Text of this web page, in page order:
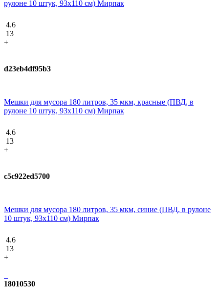
рулоне 10 штук, 93x110 см) Мирпак
4.6
13
+
d23eb4df95b3
Мешки для мусора 180 литров, 35 мкм, красные (ПВД, в
рулоне 10 штук, 93x110 см) Мирпак
4.6
13
+
c5c922ed5700
Мешки для мусора 180 литров, 35 мкм, синие (ПВД, в рулоне
10 штук, 93x110 см) Мирпак
4.6
13
+
18010530